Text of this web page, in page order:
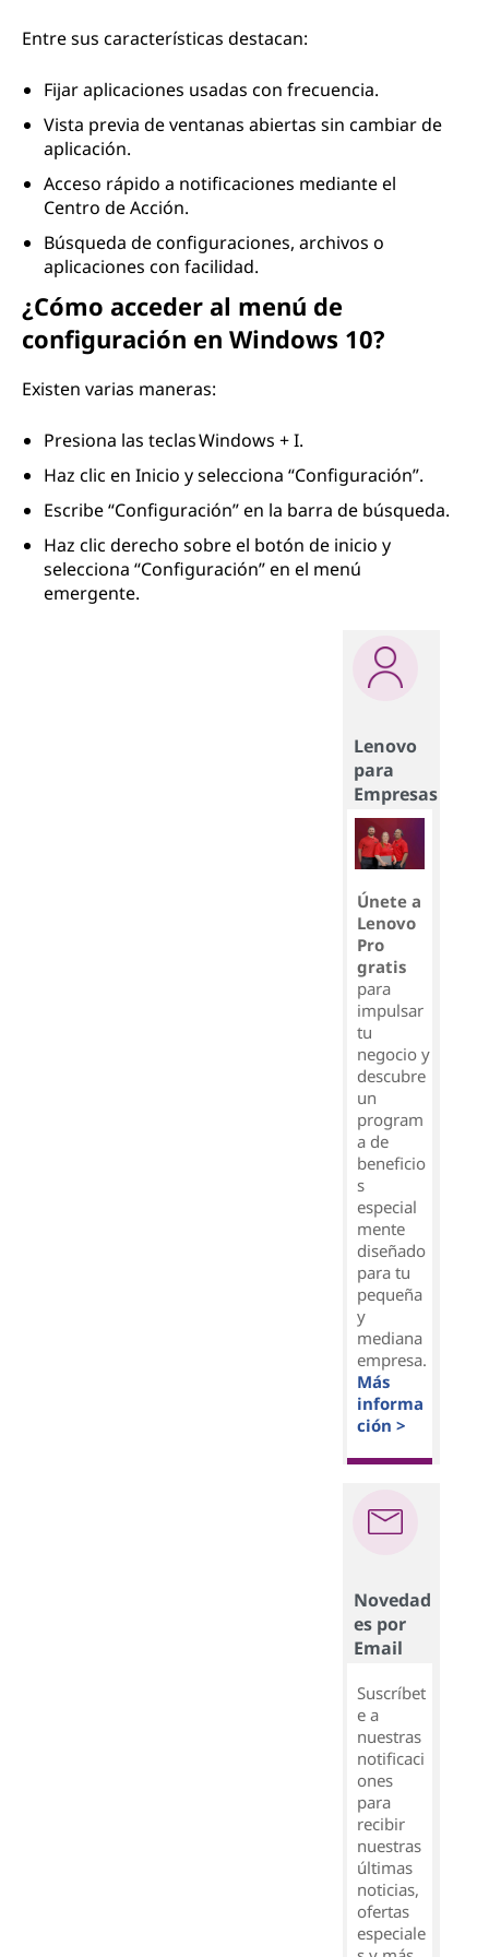
Entre sus características destacan:
Fijar aplicaciones usadas con frecuencia.
Vista previa de ventanas abiertas sin cambiar de
aplicación.
Acceso rápido a notificaciones mediante el
Centro de Acción.
Búsqueda de configuraciones, archivos o
aplicaciones con facilidad.
¿Cómo acceder al menú de
configuración en Windows 10?
Existen varias maneras:
Presiona las teclas Windows + I.
Haz clic en Inicio y selecciona “Configuración”.
Escribe “Configuración” en la barra de búsqueda.
Haz clic derecho sobre el botón de inicio y
selecciona “Configuración” en el menú
emergente.
Lenovo
para
Empresas
Únete a
Lenovo
Pro
gratis
para
impulsar
tu
negocio y
descubre
un
program
a de
beneficio
s
especial
mente
diseñado
para tu
pequeña
y
mediana
empresa.
Más
informa
ción >
Novedad
es por
Email
Suscríbet
e a
nuestras
notificaci
ones
para
recibir
nuestras
últimas
noticias,
ofertas
especiale